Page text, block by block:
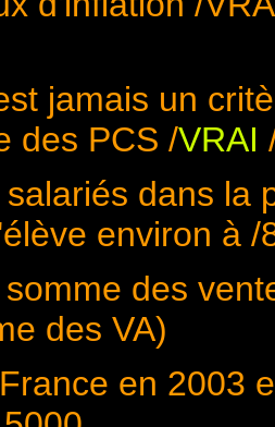
jamais un
des PCS /VRAI
dans la
environ à /
des
des VA)
en 2003